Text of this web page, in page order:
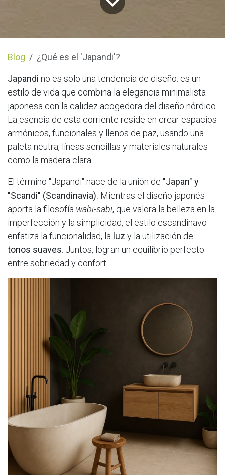
Blog ¿Qué es el 'Japandi'?
Japandi no es solo una tendencia de diseño: es un
estilo de vida que combina la elegancia minimalista
japonesa con la calidez acogedora del diseño nórdico.
La esencia de esta corriente reside en crear espacios
armónicos, funcionales y llenos de paz, usando una
paleta neutra, líneas sencillas y materiales naturales
como la madera clara.
El término "Japandi" nace de la unión de "Japan" y
"Scandi" (Scandinavia). Mientras el diseño japonés
aporta la filosofía wabi-sabi, que valora la belleza en la
imperfección y la simplicidad, el estilo escandinavo
enfatiza la funcionalidad, la luz y la utilización de
tonos suaves . Juntos, logran un equilibrio perfecto
entre sobriedad y confort.